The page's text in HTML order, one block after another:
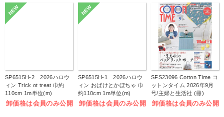
NEW
SP6515H-2 2026ハロウ
ィン Trick ot treat 巾約
110cm 1m単位(m)
卸価格は会員のみ公開
NEW
SP6515H-1 2026ハロウ
ィン おばけとかぼちゃ 巾
約110cm 1m単位(m)
卸価格は会員のみ公開
SFS23096 Cotton Time コ
ットンタイム 2026年9月
号/主婦と生活社 (冊)
卸価格は会員のみ公開